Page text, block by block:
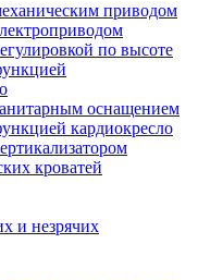
приводом
по высоте
оснащением
кардиокресло
кроватей
и незрячих